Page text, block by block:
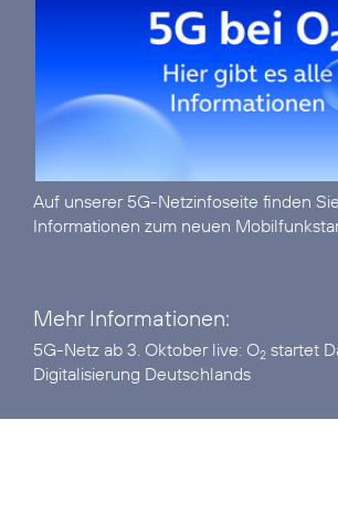
Auf unserer 5G-Netzinfoseite finden
Informationen zum neuen
Mehr Informationen:
5G-Netz ab 3. Oktober live: O2 startet
Digitalisierung Deutschlands